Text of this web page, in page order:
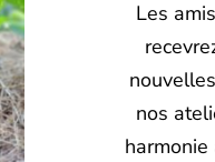
Les
nos